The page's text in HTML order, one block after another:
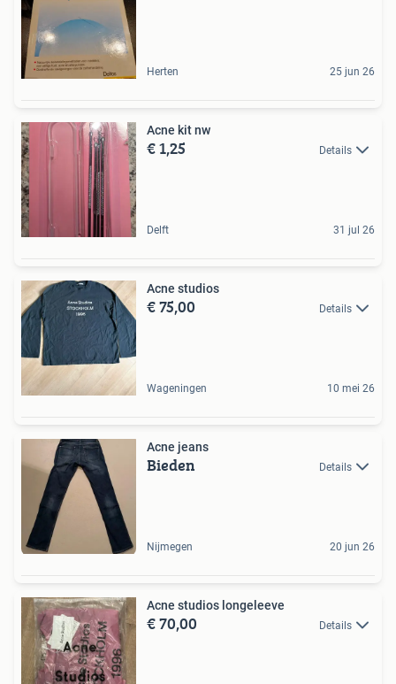
Herten 25 jun 26
Acne kit nw
€ 1,25 Details
Delft 31 jul 26
Acne studios
€ 75,00 Details
Wageningen 10 mei 26
Acne jeans
Bieden Details
Nijmegen 20 jun 26
Acne studios longeleeve
€ 70,00 Details